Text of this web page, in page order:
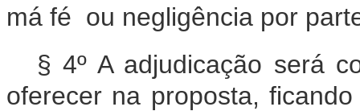
má fé ou negligência por
§ 4º A adjudicação será
oferecer na proposta,